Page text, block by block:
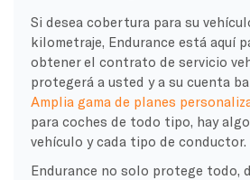
Si desea cobertura para su
kilometraje, Endurance está aquí
obtener el contrato de servicio
protegerá a usted y a su cuenta
Amplia gama de planes
para coches de todo tipo, hay
vehículo y cada tipo de conductor.
Endurance no solo protege todo,